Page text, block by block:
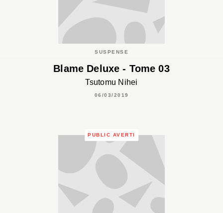
SUSPENSE
Blame Deluxe - Tome 03
Tsutomu Nihei
06/03/2019
PUBLIC AVERTI